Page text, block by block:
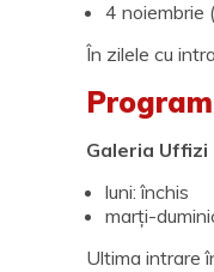
4 noiembrie
În zilele cu
Galeria
luni: închis
marți-
Ultima intrare